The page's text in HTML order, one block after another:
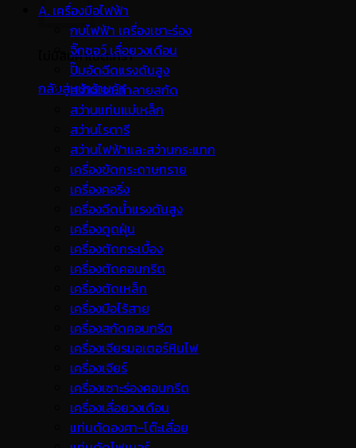
ไม่มีสินค้าในตะกร้า
กลับสู่หน้าร้านค้า
A. เครื่องมือไฟฟ้า
กบไฟฟ้า เครื่องเซาะร่อง
จิ๊กซอว์ เลื่อยวงเดือน
ปั๊มอัดฉีดแรงดันสูง
สว่านเจาะทำลายสกัด
สว่านแท่นแม่เหล็ก
สว่านโรตารี
สว่านไฟฟ้าและสว่านกระแทก
เครื่องขัดกระดาษทราย
เครื่องคอริ่ง
เครื่องฉีดน้ำแรงดันสูง
เครื่องดูดฝุ่น
เครื่องตัดกระเบื้อง
เครื่องตัดคอนกรีต
เครื่องตัดเหล็ก
เครื่องมือไร้สาย
เครื่องสกัดคอนกรีต
เครื่องเจียรมอเตอร์หินไฟ
เครื่องเจียร์
เครื่องเซาะร่องคอนกรีต
เครื่องเลื่อยวงเดือน
แท่นตัดองศา-โต๊ะเลื่อย